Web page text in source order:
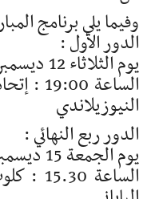
وفيما يلي برنامج
الدور الأول :
يوم الثلاثاء 12 ديسمبر 2023 :
النيوزيلاندي
الدور ربع النهائي :
يوم الجمعة 15 ديسمبر 2023 :